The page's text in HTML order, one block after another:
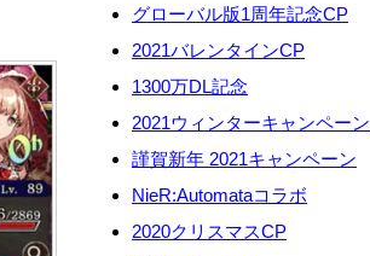
グローバル版1周年記念CP
2021バレンタインCP
1300万DL記念
2021ウィンターキャンペーン
謹賀新年 2021キャンペーン
NieR:Automataコラボ
2020クリスマスCP